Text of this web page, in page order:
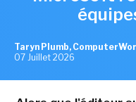
Taryn Plumb,
07 Juillet 2026